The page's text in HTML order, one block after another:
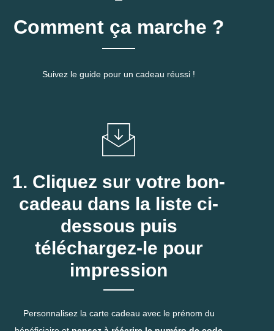
Comment ça marche ?
Suivez le guide pour un cadeau réussi !
1. Cliquez sur votre bon-
cadeau dans la liste ci-
dessous puis
téléchargez-le pour
impression
Personnalisez la carte cadeau avec le prénom du